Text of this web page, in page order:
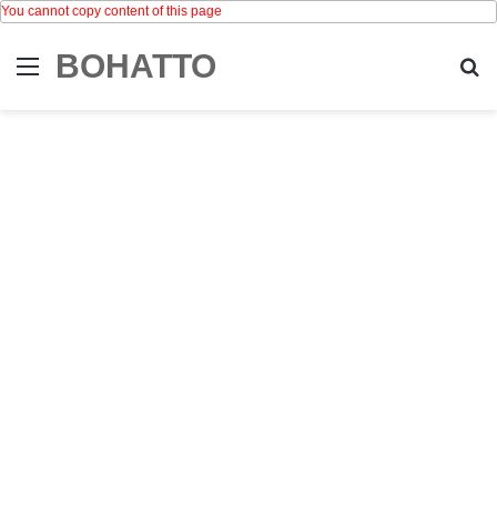
You cannot copy content of this page
Menu
BOHATTO